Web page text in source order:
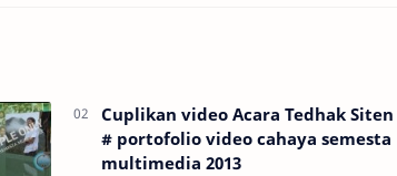
Cuplikan video Acara Tedhak Siten
# portofolio video cahaya semesta
multimedia 2013